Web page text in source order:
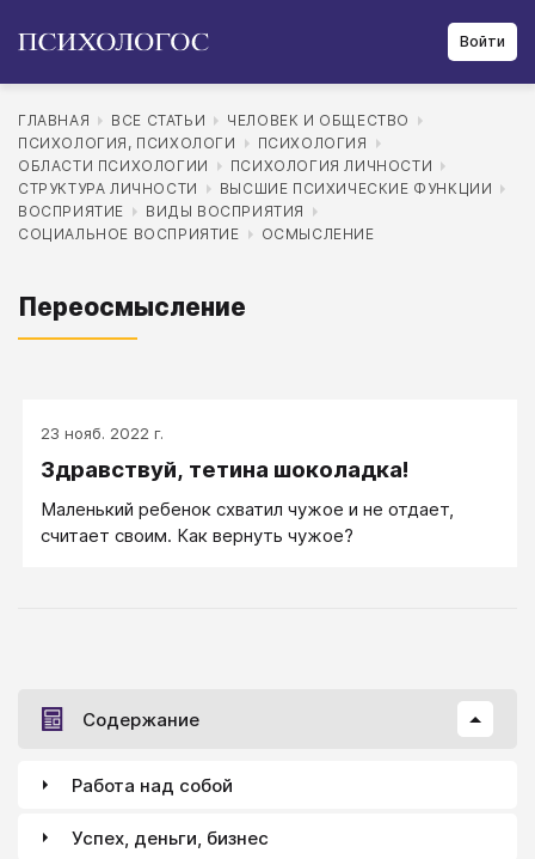
Войти
ГЛАВНАЯ ВСЕ СТАТЬИ
ЧЕЛОВЕК И ОБЩЕСТВО
ПСИХОЛОГИЯ, ПСИХОЛОГИ
ПСИХОЛОГИЯ
ОБЛАСТИ ПСИХОЛОГИИ
ПСИХОЛОГИЯ ЛИЧНОСТИ
СТРУКТУРА ЛИЧНОСТИ
ВЫСШИЕ ПСИХИЧЕСКИЕ ФУНКЦИИ
ВОСПРИЯТИЕ
ВИДЫ ВОСПРИЯТИЯ
СОЦИАЛЬНОЕ ВОСПРИЯТИЕ
ОСМЫСЛЕНИЕ
Переосмысление
23 нояб. 2022 г.
Здравствуй, тетина шоколадка!
Маленький ребенок схватил чужое и не отдает,
считает своим. Как вернуть чужое?
Содержание
Работа над собой
Успех, деньги, бизнес